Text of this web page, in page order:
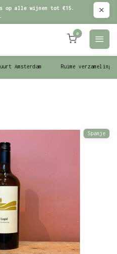
op alle wijnen tot €15.
0
Ruime verzameling
Spanje